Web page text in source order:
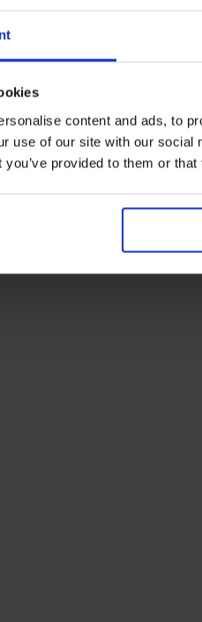
content and ads, to
use of our site with our
you’ve provided to them or